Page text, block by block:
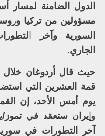
الدول الضامنة لمسار
مسؤولين من تركيا
السورية وآخر
الجاري.
حيث قال أردوغان
قمة العشرين التي
يوم أمس الأحد، إن
وإيران ستعقد في تموز/
آخر التطورات في